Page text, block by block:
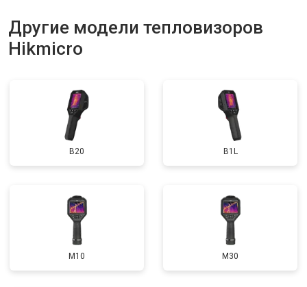
Другие модели тепловизоров
Hikmicro
B20 B1L
M10 M30